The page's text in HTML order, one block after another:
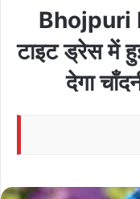
Bhojpuri
टाइट ड्रेस में
देगा